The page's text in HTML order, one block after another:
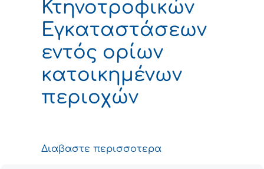
Κτηνοτροφικών
Εγκαταστάσεων
εντός ορίων
κατοικημένων
περιοχών
Διαβαστε περισσοτερα